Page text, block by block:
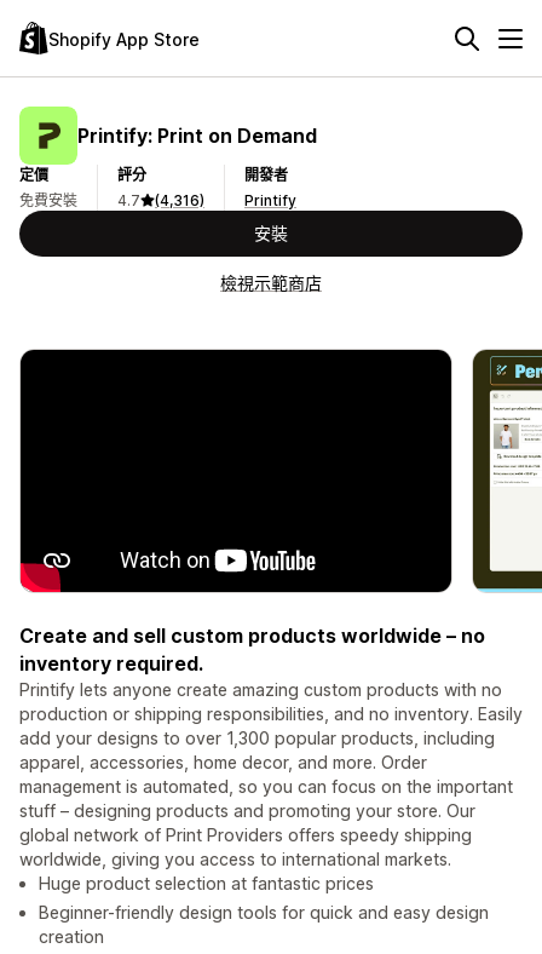
Shopify App Store
Printify: Print on Demand
定價
免費安裝
評分
4.7
(4,316)
開發者
Printify
安裝
檢視示範商店
Create and sell custom products worldwide – no
inventory required.
Printify lets anyone create amazing custom products with no
production or shipping responsibilities, and no inventory. Easily
add your designs to over 1,300 popular products, including
apparel, accessories, home decor, and more. Order
management is automated, so you can focus on the important
stuff – designing products and promoting your store. Our
global network of Print Providers offers speedy shipping
worldwide, giving you access to international markets.
Huge product selection at fantastic prices
Beginner-friendly design tools for quick and easy design
creation